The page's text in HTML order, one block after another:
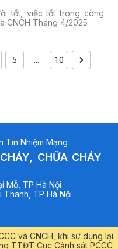
tốt, việc tốt trong công
CNCH Tháng 4/2025
5 10
CHỮA CHÁY
Mỗ, TP Hà Nội
Thanh, TP Hà Nội
và CNCH, khi sử dụng lại
TTĐT Cục Cảnh sát PCCC